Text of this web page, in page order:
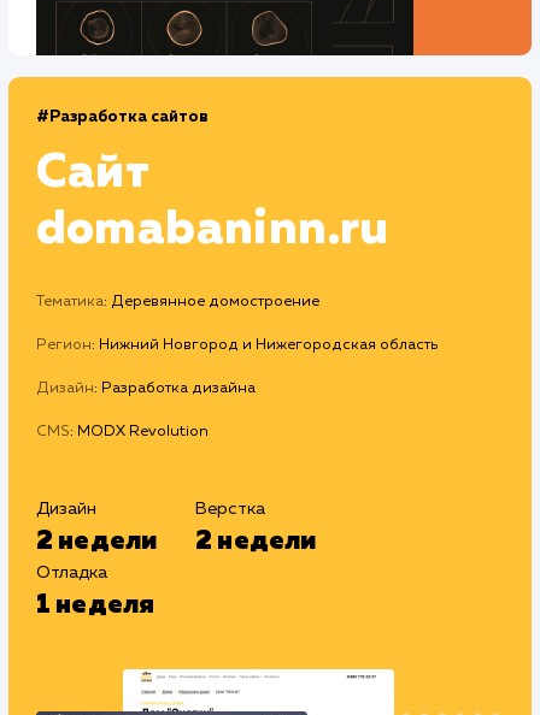
#Разработка сайтов
Сайт
domabaninn.ru